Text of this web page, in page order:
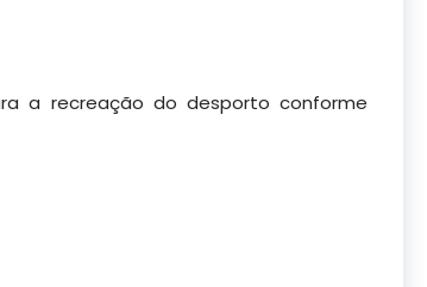
a recreação do desporto conforme